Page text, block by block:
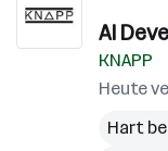
AI
KNAPP
Heute
Hart